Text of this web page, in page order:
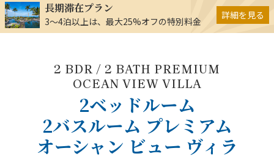
長期滞在プラン
3～4泊以上は、最大25%オフの特別料金
詳細を見る
2 BDR / 2 BATH PREMIUM
OCEAN VIEW VILLA
2ベッドルーム
2バスルーム プレミアム
オーシャン ビュー ヴィラ